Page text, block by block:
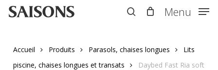
Skip
Menu
Accueil Produits Parasols, chaises longues
Lits
piscine, chaises longues et transats
Daybed Fast Ria soft